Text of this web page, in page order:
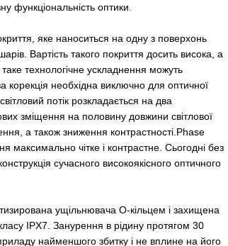
функціональність оптики.
яке наноситься на одну з поверхонь
Вартість такого покриття досить висока, а
технологічне ускладнення можуть
корекція необхідна виключно для оптичної
потік розкладається на два
зміщення на половину довжини світлової
а також зниження контрастності.Phase
максимально чітке і контрастне. Сьогодні без
сучасного високоякісного оптичного
ущільнювача О-кільцем і захищена
IPX7. Занурення в рідину протягом 30
найменшого збитку і не вплине на його